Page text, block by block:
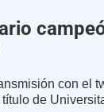
con el
de